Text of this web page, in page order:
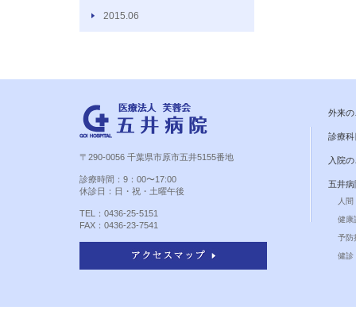
2015.06
〒290-0056 千葉県市原市五井5155番地
診療時間：9：00〜17:00
休診日：日・祝・土曜午後
TEL：0436-25-5151
FAX：0436-23-7541
外来
診療
入院
五井
人
健康
予防
健診